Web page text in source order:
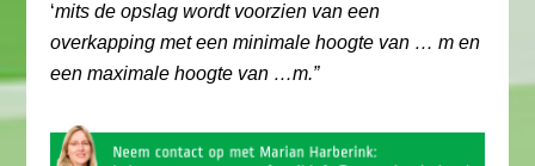
‘mits de opslag wordt voorzien van een
overkapping met een minimale hoogte van … m en
een maximale hoogte van …m.”